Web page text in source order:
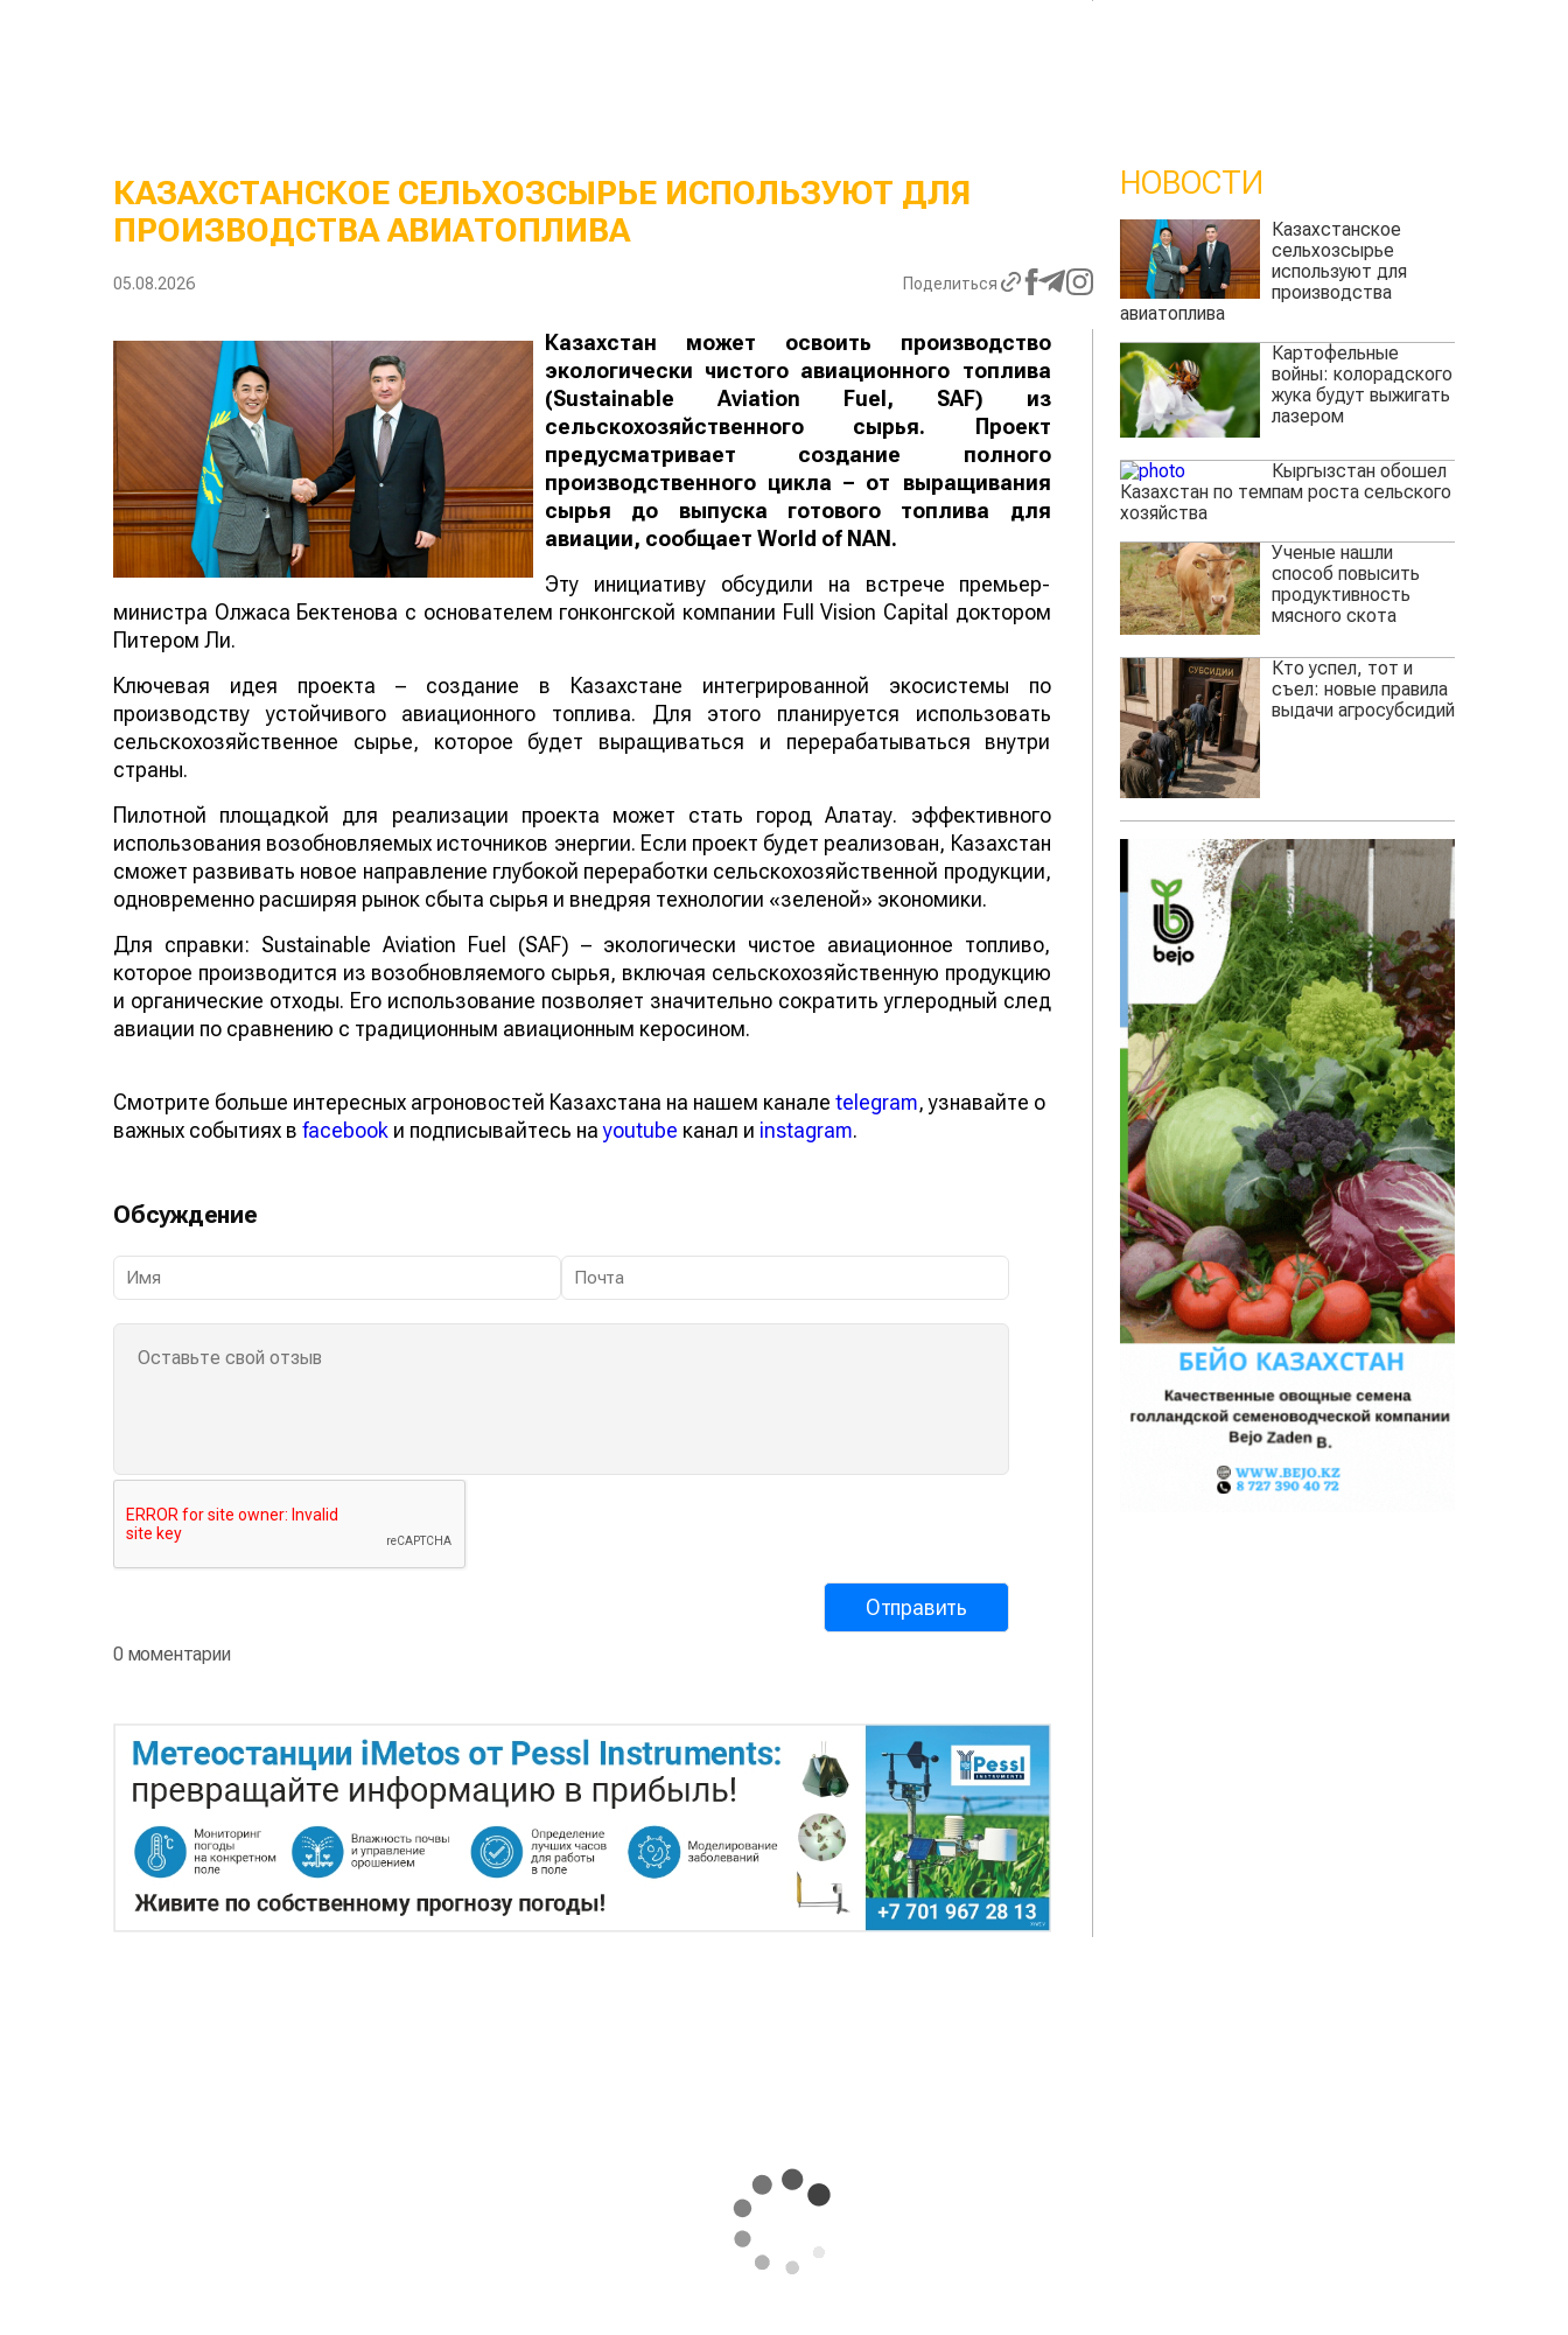
КАЗАХСТАНСКОЕ СЕЛЬХОЗСЫРЬЕ ИСПОЛЬЗУЮТ ДЛЯ
ПРОИЗВОДСТВА АВИАТОПЛИВА
05.08.2026 Поделиться
Казахстан может освоить производство
экологически чистого авиационного топлива
(Sustainable Aviation Fuel, SAF) из
сельскохозяйственного сырья. Проект
предусматривает создание полного
производственного цикла – от выращивания
сырья до выпуска готового топлива для
авиации, сообщает World of NAN .
Эту инициативу обсудили на встрече премьер-
министра Олжаса Бектенова с основателем гонконгской компании Full Vision Capital доктором
Питером Ли.
Ключевая идея проекта – создание в Казахстане интегрированной экосистемы по
производству устойчивого авиационного топлива. Для этого планируется использовать
сельскохозяйственное сырье, которое будет выращиваться и перерабатываться внутри
страны.
Пилотной площадкой для реализации проекта может стать город Алатау. эффективного
использования возобновляемых источников энергии. Если проект будет реализован, Казахстан
сможет развивать новое направление глубокой переработки сельскохозяйственной продукции,
одновременно расширяя рынок сбыта сырья и внедряя технологии «зеленой» экономики.
Для справки: Sustainable Aviation Fuel (SAF) – экологически чистое авиационное топливо,
которое производится из возобновляемого сырья, включая сельскохозяйственную продукцию
и органические отходы. Его использование позволяет значительно сократить углеродный след
авиации по сравнению с традиционным авиационным керосином.
Смотрите больше интересных агроновостей Казахстана на нашем канале telegram, узнавайте о
важных событиях в facebook и подписывайтесь наyoutube канал и instagram.
Обсуждение
0 моментарии
НОВОСТИ
Казахстанское
сельхозсырье
используют для
производства
авиатоплива
Картофельные
войны: колорадского
жука будут выжигать
лазером
Кыргызстан обошел
Казахстан по темпам роста сельского
хозяйства
Ученые нашли
способ повысить
продуктивность
мясного скота
Кто успел, тот и
съел: новые правила
выдачи агросубсидий